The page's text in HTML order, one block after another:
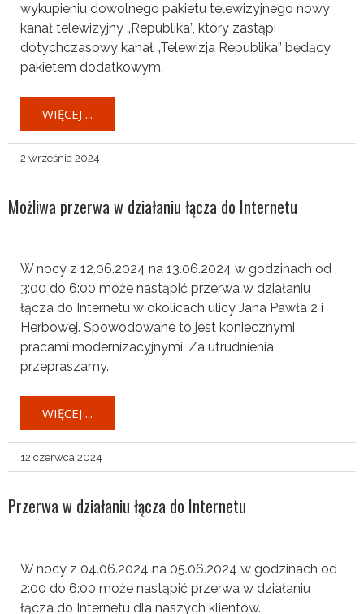
wykupieniu dowolnego pakietu telewizyjnego nowy
kanał telewizyjny „Republika”, który zastąpi
dotychczasowy kanał „Telewizja Republika” będący
pakietem dodatkowym.
WIĘCEJ ...
2 września 2024
Możliwa przerwa w działaniu łącza do Internetu
W nocy z 12.06.2024 na 13.06.2024 w godzinach od
3:00 do 6:00 może nastąpić przerwa w działaniu
łącza do Internetu w okolicach ulicy Jana Pawła 2 i
Herbowej. Spowodowane to jest koniecznymi
pracami modernizacyjnymi. Za utrudnienia
przepraszamy.
WIĘCEJ ...
12 czerwca 2024
Przerwa w działaniu łącza do Internetu
W nocy z 04.06.2024 na 05.06.2024 w godzinach od
2:00 do 6:00 może nastąpić przerwa w działaniu
łącza do Internetu dla naszych klientów.